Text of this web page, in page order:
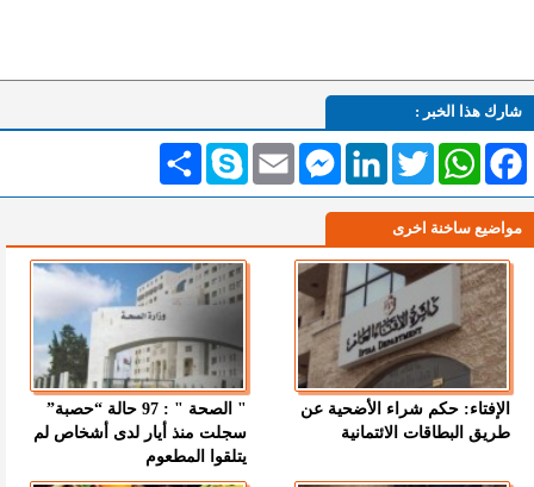
شارك هذا الخبر :
انشر Skype Email
MessengerLinkedInTwitterWhatsAppFacebook
مواضيع ساخنة اخرى
الإفتاء: حكم شراء الأضحية عن
طريق البطاقات الائتمانية
" الصحة " : 97 حالة “حصبة”
سجلت منذ أيار لدى أشخاص لم
يتلقوا المطعوم